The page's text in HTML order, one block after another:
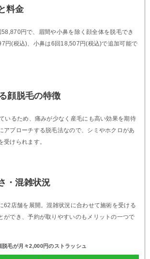
料金
円で、眉間や小鼻を除く顔全体を脱毛でき
円(税込)、小鼻は6回18,507円(税込)で追加可能で
顔脱毛の特徴
いるため、痛みが少なく産毛にも高い効果を期待
アプローチする脱毛法なので、シミやホクロがあ
受けられます。
・混雑状況
62店舗を展開。混雑状況に合わせて施術を受ける
ができ、予約が取りやすいのもメリットの一つで
脱毛が月々2,000円のストラッシュ